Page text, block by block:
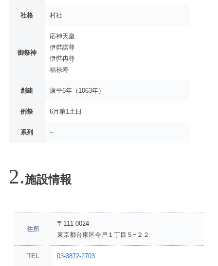
社格 村社
御祭神
応神天皇
伊弉諾尊
伊弉冉尊
福禄寿
創建 康平6年（1063年）
例祭 6月第1土日
系列 –
施設情報
住所
〒111-0024
東京都台東区今戸１丁目５−２２
TEL 03-3872-2703